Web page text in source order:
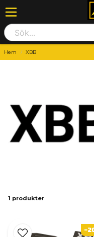
Hem XBB
1 produkter
-